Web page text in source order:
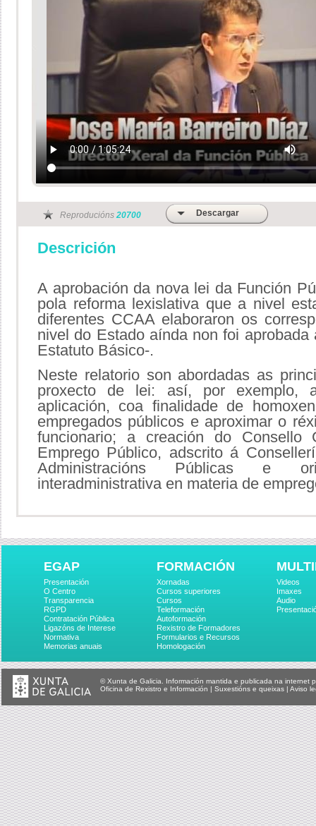
Reproducións 20700 Descargar
Descrición
A aprobación da nova lei da Función
pola reforma lexislativa que a nivel
diferentes CCAA elaboraron os
nivel do Estado aínda non foi
Estatuto Básico-.
Neste relatorio son abordadas as
proxecto de lei: así, por exemplo,
aplicación, coa finalidade de
empregados públicos e aproximar o
funcionario; a creación do Consello
Emprego Público, adscrito á
Administracións Públicas e
interadministrativa en materia de
EGAP
Presentación
O Centro
Transparencia
RGPD
Contratación Pública
Ligazóns de Interese
Normativa
Memorias anuais
FORMACIÓN
Xornadas
Cursos superiores
Cursos
Teleformación
Autoformación
Rexistro de Formadores
Formularios e Recursos
Homologación
Videos
Imaxes
Audio
© Xunta de Galicia. Información mantida e publicada na internet
Oficina de Rexistro e Información | Suxestións e queixas | Aviso